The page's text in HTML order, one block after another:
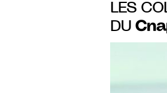
LES
DU
"LES
AU